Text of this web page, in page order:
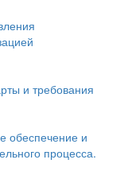
и требования
обеспечение и
процесса.